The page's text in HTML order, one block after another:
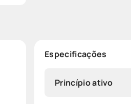
Especificações
Princípio ativo